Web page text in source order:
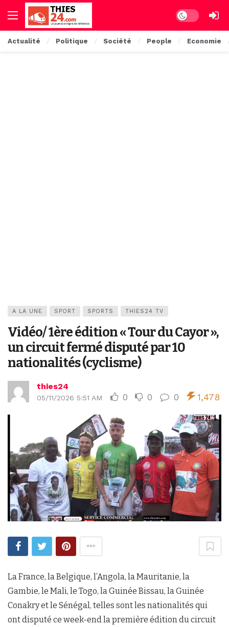
Dark mode
Actualité Politique Société People Economie
A LA UNE SPORT SPORTS THIES24 TV
Vidéo/ 1ère édition « Tour du Cayor »,
un circuit fermé disputé par 10
nationalités (cyclisme)
thies24
05/11/2026 5:51 AM 0 0 0 1,478
La France, la Belgique, l’Angola, la Mauritanie, la
Gambie, le Mali, le Togo, la Guinée Bissau, la Guinée
Conakry et le Sénégal, telles sont les nationalités qui
ont disputé ce week-end la première édition du circuit